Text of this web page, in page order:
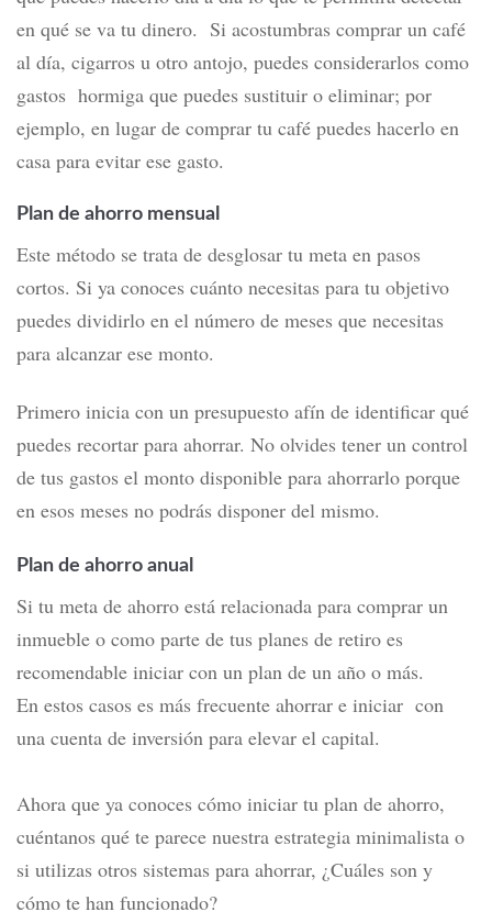
en qué se va tu dinero. Si acostumbras comprar un café
al día, cigarros u otro antojo, puedes considerarlos como
gastos hormiga que puedes sustituir o eliminar; por
ejemplo, en lugar de comprar tu café puedes hacerlo en
casa para evitar ese gasto.
Plan de ahorro mensual
Este método se trata de desglosar tu meta en pasos
cortos. Si ya conoces cuánto necesitas para tu objetivo
puedes dividirlo en el número de meses que necesitas
para alcanzar ese monto.
Primero inicia con un presupuesto afín de identificar qué
puedes recortar para ahorrar. No olvides tener un control
de tus gastos el monto disponible para ahorrarlo porque
en esos meses no podrás disponer del mismo.
Plan de ahorro anual
Si tu meta de ahorro está relacionada para comprar un
inmueble o como parte de tus planes de retiro es
recomendable iniciar con un plan de un año o más.
En estos casos es más frecuente ahorrar e iniciar con
una cuenta de inversión para elevar el capital.
Ahora que ya conoces cómo iniciar tu plan de ahorro,
cuéntanos qué te parece nuestra estrategia minimalista o
si utilizas otros sistemas para ahorrar, ¿Cuáles son y
cómo te han funcionado?